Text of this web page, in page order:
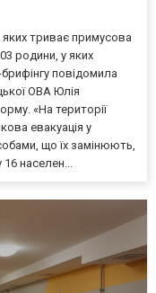
яких триває примусова
родини, у яких
повідомила
ОВА Юлія
«На території
евакуація у
що їх замінюють,
населен...